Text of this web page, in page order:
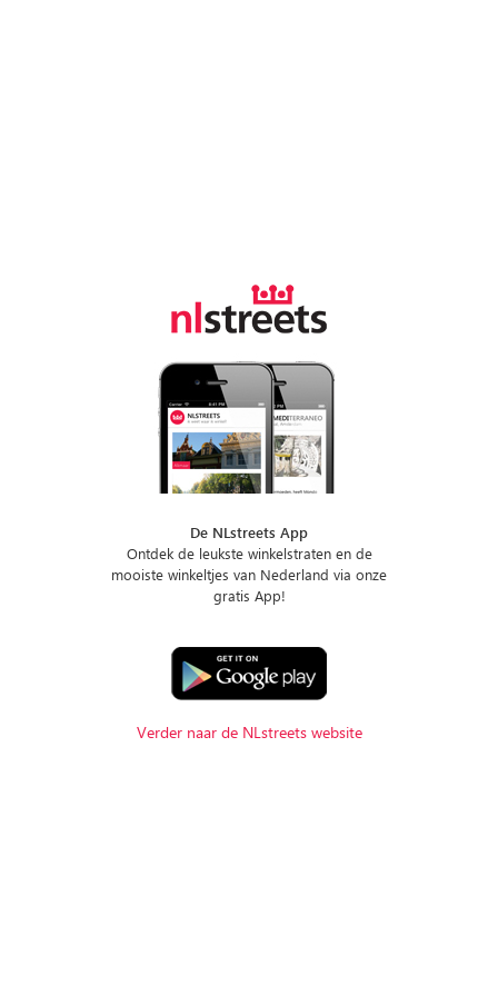
De NLstreets App
Ontdek de leukste winkelstraten en de
mooiste winkeltjes van Nederland via onze
gratis App!
Verder naar de NLstreets website